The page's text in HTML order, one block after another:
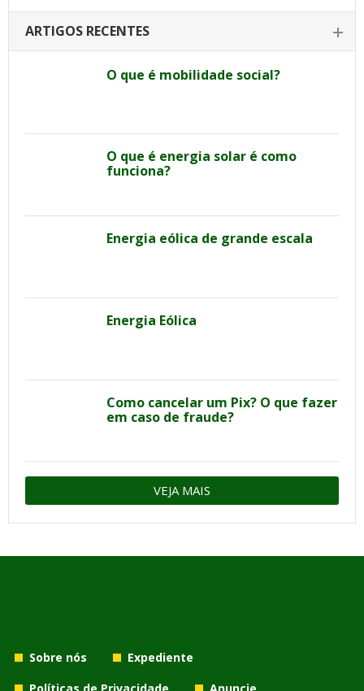
ARTIGOS RECENTES
O que é mobilidade social?
O que é energia solar é como
funciona?
Energia eólica de grande escala
Energia Eólica
Como cancelar um Pix? O que fazer
em caso de fraude?
VEJA MAIS
Sobre nós
Expediente